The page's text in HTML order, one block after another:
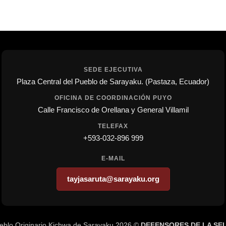
SEDE EJECUTIVA
Plaza Central del Pueblo de Sarayaku. (Pastaza, Ecuador)
OFICINA DE COORDINACIÓN PUYO
Calle Francisco de Orellana y General Villamil
TELEFAX
+593-032-896 999
E-MAIL
tayjasaruta@sarayaku.org